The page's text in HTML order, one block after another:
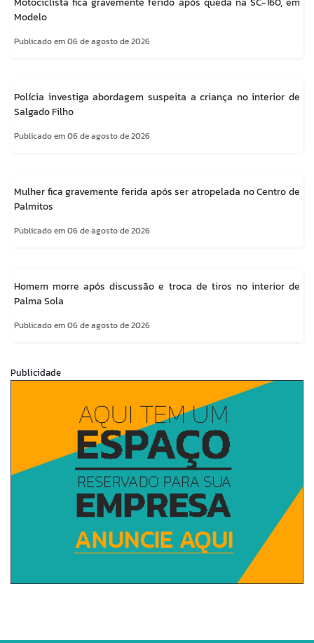
Modelo
Publicado em 06 de agosto de 2026
Polícia investiga abordagem suspeita a criança no interior de
Salgado Filho
Publicado em 06 de agosto de 2026
Mulher fica gravemente ferida após ser atropelada no Centro de
Palmitos
Publicado em 06 de agosto de 2026
Homem morre após discussão e troca de tiros no interior de
Palma Sola
Publicado em 06 de agosto de 2026
Publicidade